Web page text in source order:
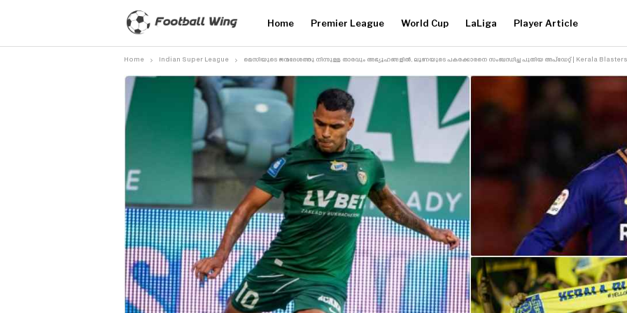
Home Premier League World Cup LaLiga Player Article
Home Indian Super League മെസിയുടെ ജന്മദേശത്തു നിന്നുള്ള താരവും അഭ്യൂഹങ്ങളിൽ, ലൂണയുടെ പകരക്കാരനെ സംബന്ധിച്ച പുതിയ അപ്‌ഡേറ്റ് | Kerala Blasters